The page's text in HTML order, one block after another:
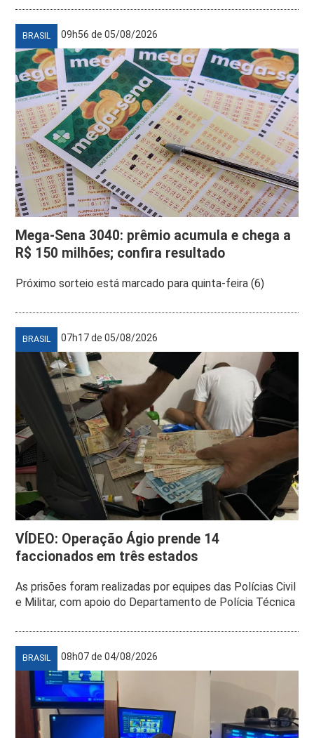
BRASIL 09h56 de 05/08/2026
Mega-Sena 3040: prêmio acumula e chega a
R$ 150 milhões; confira resultado
Próximo sorteio está marcado para quinta-feira (6)
BRASIL 07h17 de 05/08/2026
VÍDEO: Operação Ágio prende 14
faccionados em três estados
As prisões foram realizadas por equipes das Polícias Civil
e Militar, com apoio do Departamento de Polícia Técnica
BRASIL 08h07 de 04/08/2026